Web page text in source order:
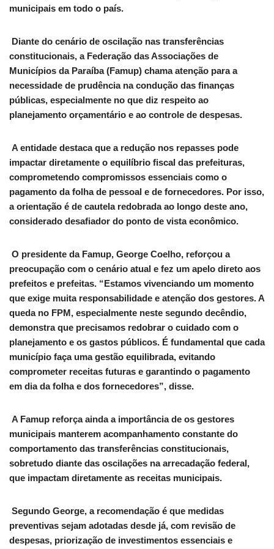
municipais em todo o país.
Diante do cenário de oscilação nas transferências
constitucionais, a Federação das Associações de
Municípios da Paraíba (Famup) chama atenção para a
necessidade de prudência na condução das finanças
públicas, especialmente no que diz respeito ao
planejamento orçamentário e ao controle de despesas.
A entidade destaca que a redução nos repasses pode
impactar diretamente o equilíbrio fiscal das prefeituras,
comprometendo compromissos essenciais como o
pagamento da folha de pessoal e de fornecedores. Por isso,
a orientação é de cautela redobrada ao longo deste ano,
considerado desafiador do ponto de vista econômico.
O presidente da Famup, George Coelho, reforçou a
preocupação com o cenário atual e fez um apelo direto aos
prefeitos e prefeitas. “Estamos vivenciando um momento
que exige muita responsabilidade e atenção dos gestores. A
queda no FPM, especialmente neste segundo decêndio,
demonstra que precisamos redobrar o cuidado com o
planejamento e os gastos públicos. É fundamental que cada
município faça uma gestão equilibrada, evitando
comprometer receitas futuras e garantindo o pagamento
em dia da folha e dos fornecedores”, disse.
A Famup reforça ainda a importância de os gestores
municipais manterem acompanhamento constante do
comportamento das transferências constitucionais,
sobretudo diante das oscilações na arrecadação federal,
que impactam diretamente as receitas municipais.
Segundo George, a recomendação é que medidas
preventivas sejam adotadas desde já, com revisão de
despesas, priorização de investimentos essenciais e